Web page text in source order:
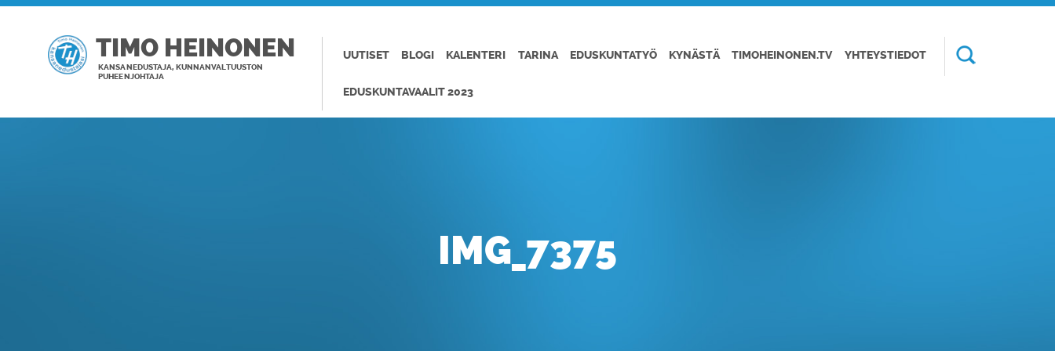
TIMO HEINONEN
KANSANEDUSTAJA, KUNNANVALTUUSTON
PUHEENJOHTAJA
UUTISET BLOGI KALENTERI TARINA EDUSKUNTATYÖ KYNÄSTÄ TIMOHEINONEN.TV YHTEYSTIEDOT
EDUSKUNTAVAALIT 2023
IMG_7375